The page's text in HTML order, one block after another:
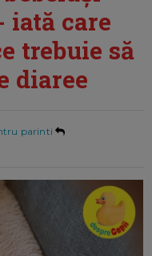
iată care
trebuie să
diaree
parinti